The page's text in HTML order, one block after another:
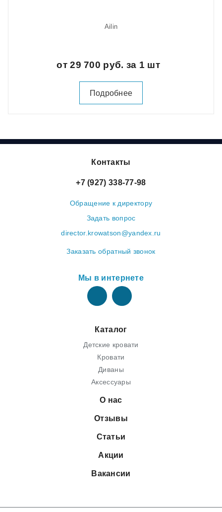
Ailin
от 29 700 руб. за 1 шт
Подробнее
Контакты
+7 (927) 338-77-98
Обращение к директору
Задать вопрос
director.krowatson@yandex.ru
Заказать обратный звонок
Мы в интернете
Каталог
Детские кровати
Кровати
Диваны
Аксессуары
О нас
Отзывы
Статьи
Акции
Вакансии